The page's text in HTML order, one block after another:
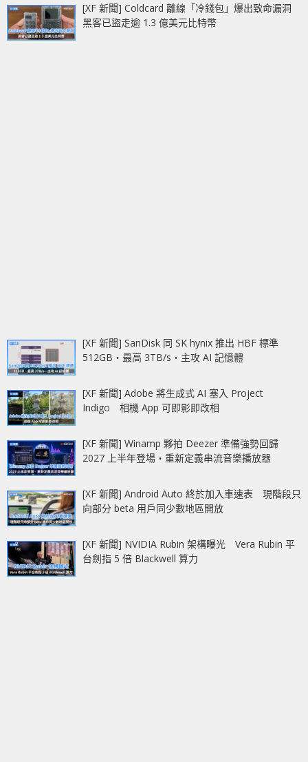
[XF 新聞] Coldcard 離線「冷錢包」爆出致命漏洞
黑客已盜走逾 1.3 億美元比特幣
[XF 新聞] SanDisk 同 SK hynix 推出 HBF 標準
512GB‧最高 3TB/s‧主攻 AI 記憶體
[XF 新聞] Adobe 將生成式 AI 塞入 Project
Indigo 相機 App 可即影即改相
[XF 新聞] Winamp 夥拍 Deezer 準備強勢回歸
2027 上半年登場‧重新定義串流音樂播放器
[XF 新聞] Android Auto 終於加入車速表 現階段只
向部分 beta 用戶同少數地區開放
[XF 新聞] NVIDIA Rubin 架構曝光 Vera Rubin 平
台劍指 5 倍 Blackwell 算力